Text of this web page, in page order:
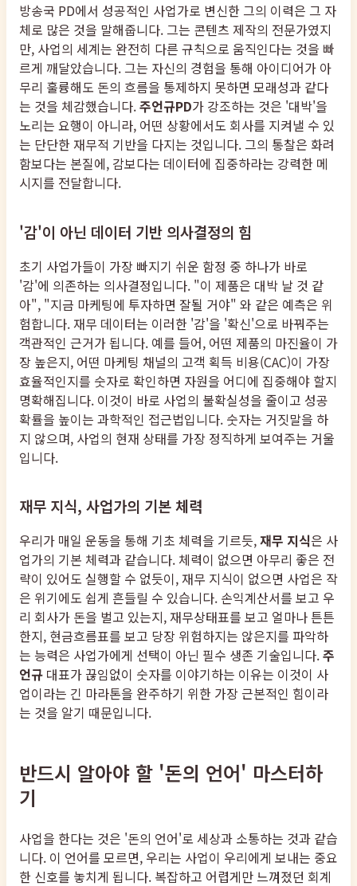
방송국 PD에서 성공적인 사업가로 변신한 그의 이력은 그 자
체로 많은 것을 말해줍니다. 그는 콘텐츠 제작의 전문가였지
만, 사업의 세계는 완전히 다른 규칙으로 움직인다는 것을 빠
르게 깨달았습니다. 그는 자신의 경험을 통해 아이디어가 아
무리 훌륭해도 돈의 흐름을 통제하지 못하면 모래성과 같다
는 것을 체감했습니다.주언규PD가 강조하는 것은 '대박'을
노리는 요행이 아니라, 어떤 상황에서도 회사를 지켜낼 수 있
는 단단한 재무적 기반을 다지는 것입니다. 그의 통찰은 화려
함보다는 본질에, 감보다는 데이터에 집중하라는 강력한 메
시지를 전달합니다.
'감'이 아닌 데이터 기반 의사결정의 힘
초기 사업가들이 가장 빠지기 쉬운 함정 중 하나가 바로
'감'에 의존하는 의사결정입니다. "이 제품은 대박 날 것 같
아", "지금 마케팅에 투자하면 잘될 거야" 와 같은 예측은 위
험합니다. 재무 데이터는 이러한 '감'을 '확신'으로 바꿔주는
객관적인 근거가 됩니다. 예를 들어, 어떤 제품의 마진율이 가
장 높은지, 어떤 마케팅 채널의 고객 획득 비용(CAC)이 가장
효율적인지를 숫자로 확인하면 자원을 어디에 집중해야 할지
명확해집니다. 이것이 바로 사업의 불확실성을 줄이고 성공
확률을 높이는 과학적인 접근법입니다. 숫자는 거짓말을 하
지 않으며, 사업의 현재 상태를 가장 정직하게 보여주는 거울
입니다.
재무 지식, 사업가의 기본 체력
우리가 매일 운동을 통해 기초 체력을 기르듯,재무 지식은 사
업가의 기본 체력과 같습니다. 체력이 없으면 아무리 좋은 전
략이 있어도 실행할 수 없듯이, 재무 지식이 없으면 사업은 작
은 위기에도 쉽게 흔들릴 수 있습니다. 손익계산서를 보고 우
리 회사가 돈을 벌고 있는지, 재무상태표를 보고 얼마나 튼튼
한지, 현금흐름표를 보고 당장 위험하지는 않은지를 파악하
는 능력은 사업가에게 선택이 아닌 필수 생존 기술입니다.주
언규 대표가 끊임없이 숫자를 이야기하는 이유는 이것이 사
업이라는 긴 마라톤을 완주하기 위한 가장 근본적인 힘이라
는 것을 알기 때문입니다.
반드시 알아야 할 '돈의 언어' 마스터하
기
사업을 한다는 것은 '돈의 언어'로 세상과 소통하는 것과 같습
니다. 이 언어를 모르면, 우리는 사업이 우리에게 보내는 중요
한 신호를 놓치게 됩니다. 복잡하고 어렵게만 느껴졌던 회계